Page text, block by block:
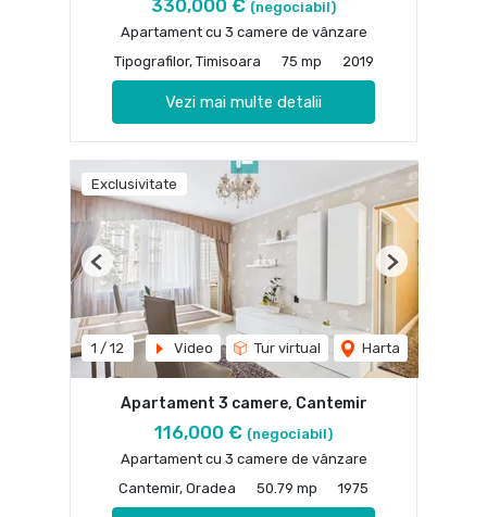
330,000 € (negociabil)
Apartament cu 3 camere de vânzare
Tipografilor, Timisoara
75 mp 2019
Vezi mai multe detalii
Exclusivitate
1 / 12 Video Tur virtual Harta
Previous Next
Apartament 3 camere, Cantemir
116,000 € (negociabil)
Apartament cu 3 camere de vânzare
Cantemir, Oradea
50.79 mp 1975